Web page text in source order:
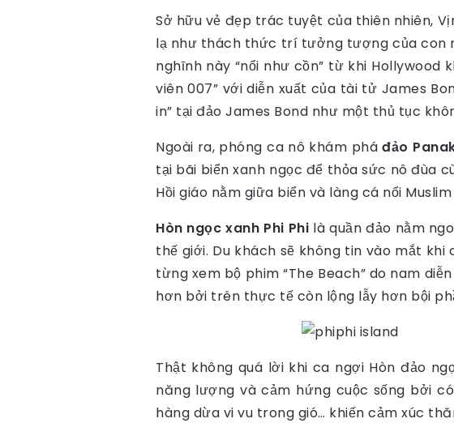
Sở hữu vẻ đẹp trác tuyệt của thiên nhiên,
lạ như thách thức trí tưởng tượng của con
nghĩnh này “nổi như cồn” từ khi
viên 007” với diễn xuất của tài tử James
in” tại đảo James Bond như một thủ tục
Ngoài ra, phóng ca nô khám pháđảo
tại bãi biển xanh ngọc để thỏa sức nô đùa
Hồi giáo nằm giữa biển và làng cá nổi
Hòn ngọc xanh Phi Phi là quần đảo nằm
thế giới. Du khách sẽ không tin vào mắt
từng xem bộ phim “The Beach” do nam
hơn bởi trên thực tế còn lộng lẫy hơn bội
Thật không quá lời khi ca ngợi Hòn đảo
năng lượng và cảm hứng cuộc sống bởi
hàng dừa vi vu trong gió… khiến cảm xúc